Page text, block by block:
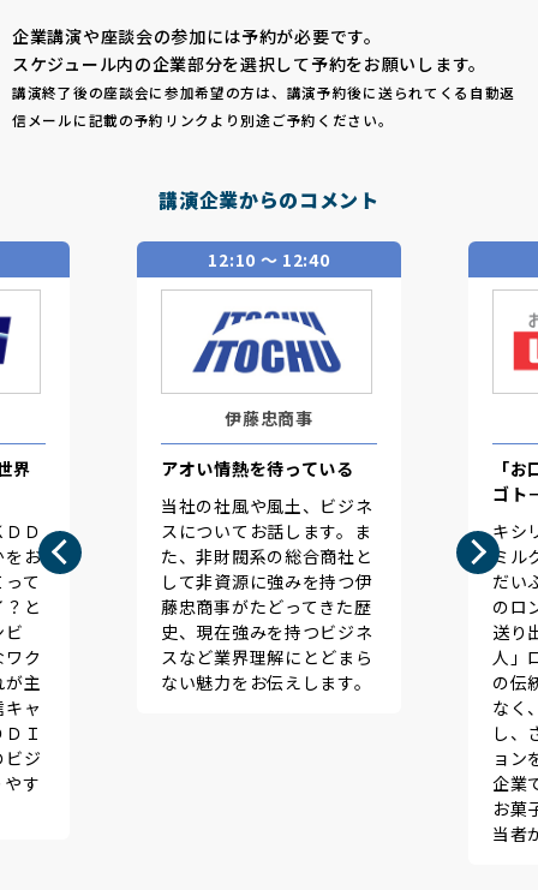
企業講演や座談会の参加には予約が必要です。
スケジュール内の企業部分を選択して予約をお願いします。
講演終了後の座談会に参加希望の方は、講演予約後に送られてくる自動返
信メールに記載の予約リンクより別途ご予約ください。
講演企業からのコメント
っている
します。ま
総合商社と
みを持つ伊
ってきた歴
持つビジネ
にとどまら
えします。
13:00 〜 13:30
「お口の恋人」ロッテのシ
ゴト－業界研究編－
キシリトールガム、ガーナ
ミルクチョコレート、雪見
だいふくなどこれまで数々
のロングセラー商品を世に
送り出してきた「お口の恋
人」ロッテ。しかし、長年
の伝統を守り続けるだけで